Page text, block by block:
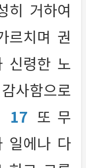
히 거하여
르치며 권
신령한 노
사함으로
17 또 무
일에나 다